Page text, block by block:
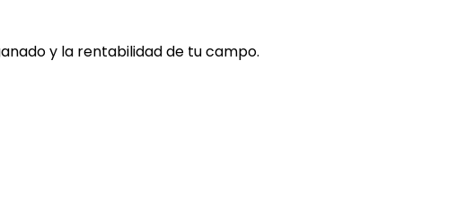
y la rentabilidad de tu campo.